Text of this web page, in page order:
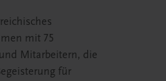
mit 75
Mitarbeitern, die
für